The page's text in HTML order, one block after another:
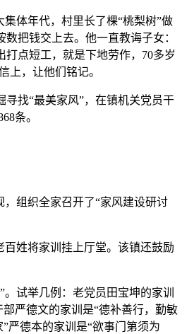
体年代，村里长了棵“桃梨树”做
把钱交上去。他一直教诲子女：
点短工，就是下地劳作，70多岁
上，让他们铭记。
找“最美家风”，在镇机关党员干
条。
组织全家召开了“家风建设研讨
姓将家训挂上厅堂。该镇还鼓励
试举几例：老党员田宝坤的家训
严德文的家训是“德补善行，勤敏
严德本的家训是“欲事门第须为